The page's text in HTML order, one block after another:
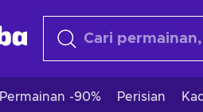
Permainan -90% Perisian